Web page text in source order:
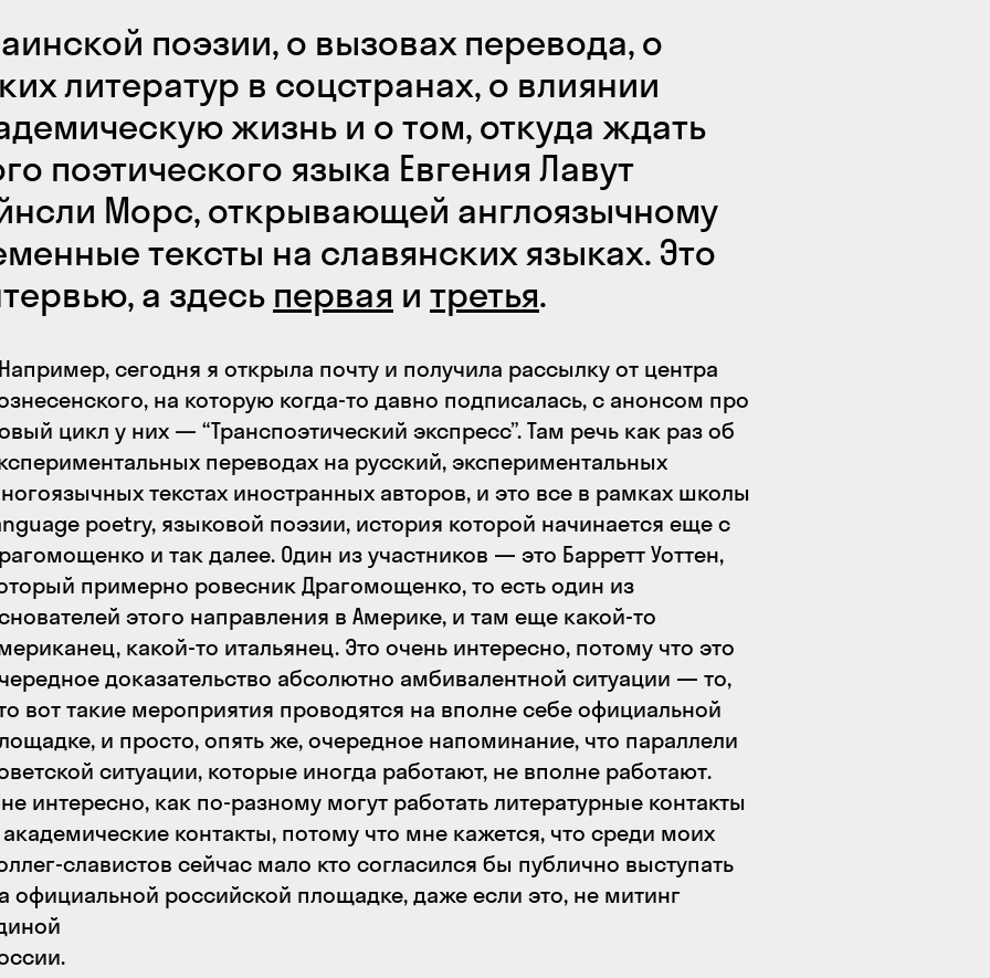
поэзии, о вызовах перевода, о
литератур в соцстранах, о влиянии
жизнь и о том, откуда ждать
поэтического языка Евгения Лавут
Морс, открывающей англоязычному
тексты на славянских языках. Это
а здесь первая и третья.
сегодня я открыла почту и получила рассылку от центра
на которую когда-то давно подписалась, с анонсом про
цикл у них — “Транспоэтический экспресс”. Там речь как раз об
переводах на русский, экспериментальных
текстах иностранных авторов, и это все в рамках школы
poetry, языковой поэзии, история которой начинается еще с
и так далее. Один из участников — это Барретт Уоттен,
примерно ровесник Драгомощенко, то есть один из
этого направления в Америке, и там еще какой-то
какой-то итальянец. Это очень интересно, потому что это
доказательство абсолютно амбивалентной ситуации — то,
вот такие мероприятия проводятся на вполне себе официальной
и просто, опять же, очередное напоминание, что параллели
ситуации, которые иногда работают, не вполне работают.
интересно, как по-разному могут работать литературные контакты
контакты, потому что мне кажется, что среди моих
славистов сейчас мало кто согласился бы публично выступать
официальной российской площадке, даже если это, не митинг